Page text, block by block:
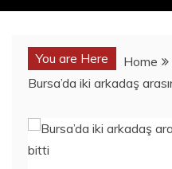
You are Here Home
Bursa’da iki arkadaş